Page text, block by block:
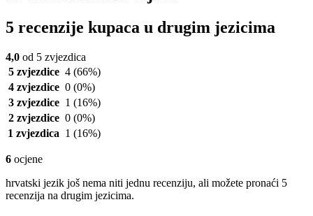
5 recenzije kupaca u drugim jezicima
4,0 od 5 zvjezdica
5 zvjezdice 4 (66%)
4 zvjezdice 0 (0%)
3 zvjezdice 1 (16%)
2 zvjezdice 0 (0%)
1 zvjezdica 1 (16%)
6 ocjene
hrvatski jezik još nema niti jednu recenziju, ali možete pronaći 5
recenzija na drugim jezicima.